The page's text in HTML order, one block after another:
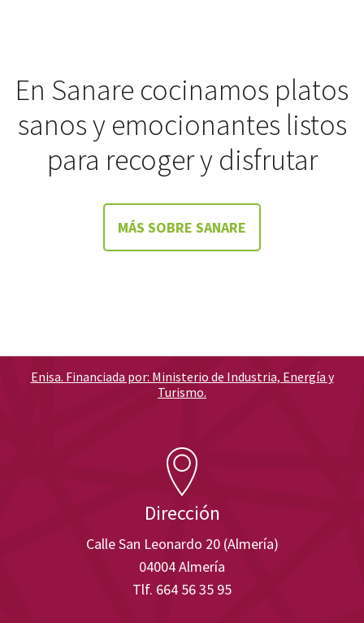
En Sanare cocinamos platos
sanos y emocionantes listos
para recoger y disfrutar
MÁS SOBRE SANARE
Dirección
Calle San Leonardo 20 (Almería)
04004 Almería
Tlf. 664 56 35 95
Enisa. Financiada por: Ministerio de Industria, Energía y
Turismo.